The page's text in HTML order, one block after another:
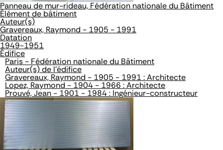
Panneau de mur-rideau, Fédération nationale du Bâtiment
Élément de bâtiment
Auteur(s)
Gravereaux, Raymond - 1905 - 1991
Datation
1949-1951
Édifice
Paris - Fédération nationale du Bâtiment
Auteur(s) de l'édifice
Gravereaux, Raymond - 1905 - 1991 : Architecte
Lopez, Raymond - 1904 - 1966 : Architecte
Prouvé, Jean - 1901 - 1984 : Ingénieur-constructeur